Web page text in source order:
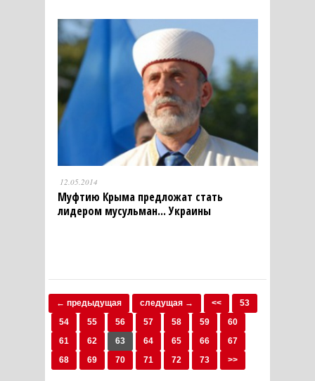
12.05.2014
Муфтию Крыма предложат стать
лидером мусульман... Украины
← предыдущая следущая → <<
53
54
55 56 57 58 59
60
61
62 63 64 65 66
67
68
69 70 71 72 73 >>